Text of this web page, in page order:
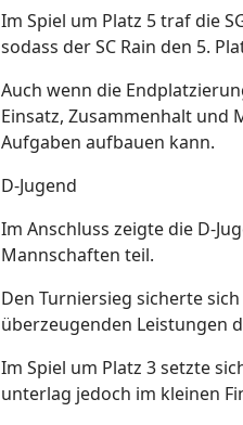
Im Spiel um Platz 5 traf die
sodass der SC Rain den 5.
Auch wenn die
Einsatz, Zusammenhalt und
Aufgaben aufbauen kann.
D-Jugend
Im Anschluss zeigte die D-
Mannschaften teil.
Den Turniersieg sicherte
überzeugenden Leistungen
Im Spiel um Platz 3 setzte
unterlag jedoch im kleinen